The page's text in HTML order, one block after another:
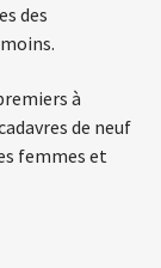
des
à
de neuf
femmes et